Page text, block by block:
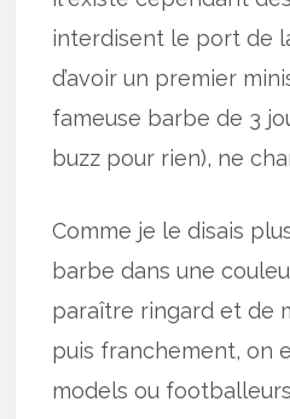
interdisent le port de
d’avoir un premier
fameuse barbe de 3
buzz pour rien), ne
Comme je le disais
barbe dans une
paraître ringard et de
puis franchement, on
models ou